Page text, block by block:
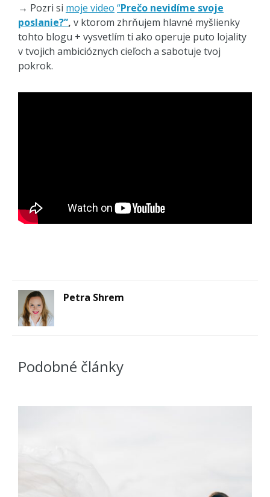
→ Pozri si moje video “Prečo nevidíme svoje
poslanie?”, v ktorom zhrňujem hlavné myšlienky
tohto blogu + vysvetlím ti ako operuje puto lojality
v tvojich ambicióznych cieľoch a sabotuje tvoj
pokrok.
Petra Shrem
Podobné články